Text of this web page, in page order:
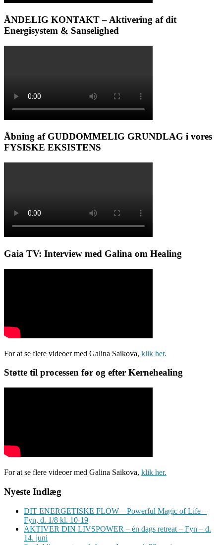
ÅNDELIG KONTAKT – Aktivering af dit
Energisystem & Sanselighed
Åbning af GUDDOMMELIG GRUNDLAG i vores
FYSISKE EKSISTENS
Gaia TV: Interview med Galina om Healing
For at se flere videoer med Galina Saikova, klik her.
Støtte til processen før og efter Kernehealing
For at se flere videoer med Galina Saikova, klik her.
Nyeste Indlæg
DIT ENERGETISKE FLOW – Powerful Magic of Life –
Fyn, d. 1/8 kl. 10-19
AKTIVER DIN LIVSPOWER – én dags retreat – Fyn – d.
14. juni